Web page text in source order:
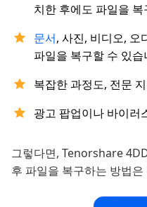
치한 후에도 파일을
문서, 사진, 비디오, 오
파일을 복구할 수 있습
복잡한 과정도, 전문
광고 팝업이나 바이러
그렇다면, Tenorshare
후 파일을 복구하는 방법은